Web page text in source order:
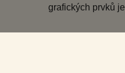
grafických prvků je